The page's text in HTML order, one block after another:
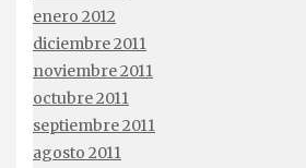
enero 2012
diciembre 2011
noviembre 2011
octubre 2011
septiembre 2011
agosto 2011